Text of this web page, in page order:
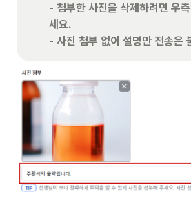
- 첨부한 사진을 삭제하려면 우
세요.
- 사진 첨부 없이 설명만 전송은